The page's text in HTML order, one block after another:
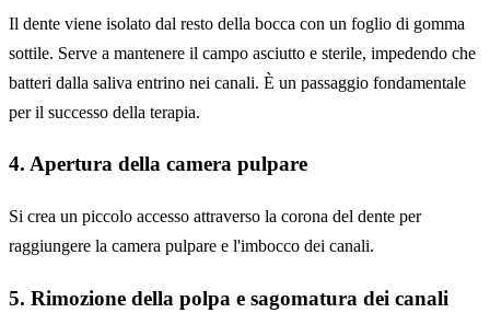
Il dente viene isolato dal resto della bocca con un foglio di gomma
sottile. Serve a mantenere il campo asciutto e sterile, impedendo che
batteri dalla saliva entrino nei canali. È un passaggio fondamentale
per il successo della terapia.
4. Apertura della camera pulpare
Si crea un piccolo accesso attraverso la corona del dente per
raggiungere la camera pulpare e l'imbocco dei canali.
5. Rimozione della polpa e sagomatura dei canali